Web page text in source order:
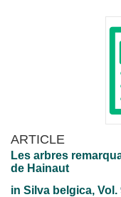
ARTICLE
Les arbres
de Hainaut
in Silva belgica, Vol.